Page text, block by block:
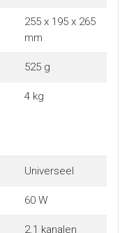
255 x 195 x 265
mm
525 g
4 kg
Universeel
60 W
2.1 kanalen